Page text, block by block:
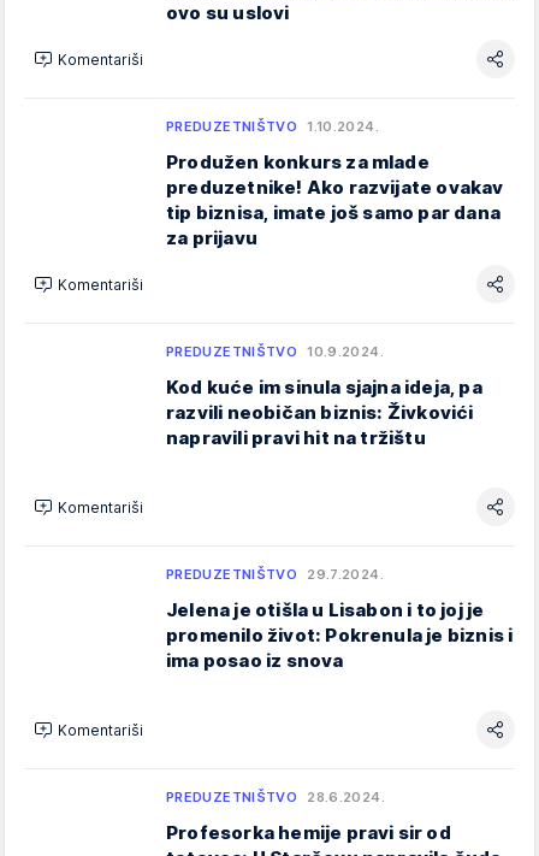
ovo su uslovi
Komentariši
PREDUZETNIŠTVO 1.10.2024.
Produžen konkurs za mlade
preduzetnike! Ako razvijate ovakav
tip biznisa, imate još samo par dana
za prijavu
Komentariši
PREDUZETNIŠTVO 10.9.2024.
Kod kuće im sinula sjajna ideja, pa
razvili neobičan biznis: Živkovići
napravili pravi hit na tržištu
Komentariši
PREDUZETNIŠTVO 29.7.2024.
Jelena je otišla u Lisabon i to joj je
promenilo život: Pokrenula je biznis i
ima posao iz snova
Komentariši
PREDUZETNIŠTVO 28.6.2024.
Profesorka hemije pravi sir od